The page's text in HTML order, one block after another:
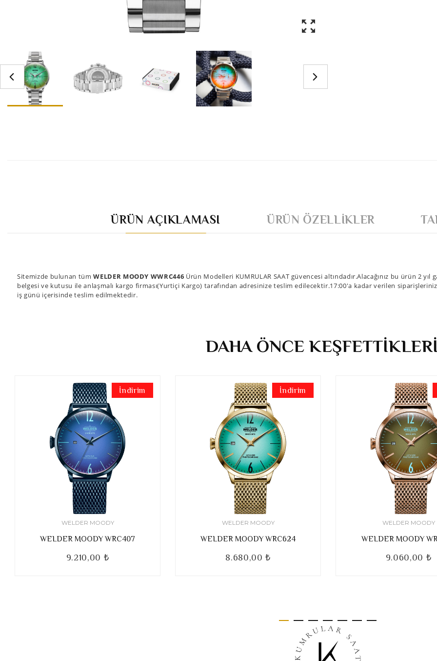
ÜRÜN AÇIKLAMASI ÜRÜN ÖZELLIKLER
Sitemizde bulunan tümWELDER MOODY WWRC446 Ürün Modelleri KUMRULAR SAAT güvencesi altındadır.Alacağınız bu ürün 2
belgesi ve kutusu ile anlaşmalı kargo firması(Yurtiçi Kargo) tarafından adresinize teslim edilecektir.17:00'a kadar verilen
iş günü içerisinde teslim edilmektedir.
DAHA ÖNCE
İndirim
WELDER MOODY
WELDER MOODY WRC407
9.210,00 ₺
İndirim
WELDER MOODY
WELDER MOODY WRC624
8.680,00 ₺
WELDER MOODY
WELDER MOODY
9.060,00 ₺